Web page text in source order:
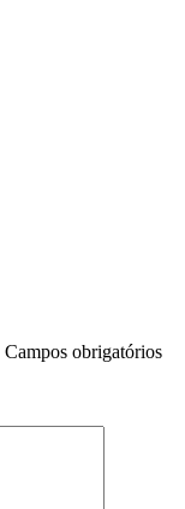
Campos obrigatórios